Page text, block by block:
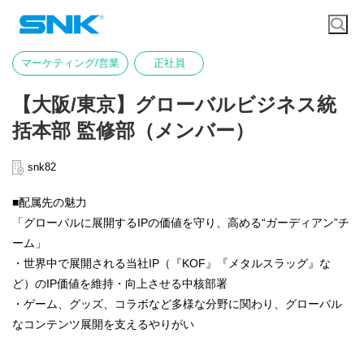
マーケティング/営業 正社員
【大阪/東京】グローバルビジネス統
括本部 監修部（メンバー）
snk82
■配属先の魅力
「グローバルに展開するIPの価値を守り、高める“ガーディアン”チ
ーム」
・世界中で展開される当社IP（『KOF』『メタルスラッグ』な
ど）のIP価値を維持・向上させる中核部署
・ゲーム、グッズ、コラボなど多様な分野に関わり、グローバル
なコンテンツ展開を支えるやりがい